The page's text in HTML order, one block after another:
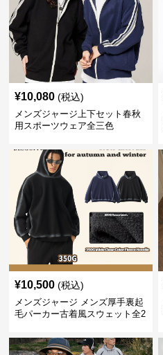
¥10,080 (税込)
メンズジャージ上下セット春秋
用スポーツウェア全三色
¥10,500 (税込)
メンズジャージ メンズ厚手裏起
毛パーカー古着風スウェット全2